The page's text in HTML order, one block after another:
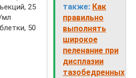
25
мл
50
также: Как
правильно
выполнять
широкое
пеленание при
дисплазии
тазобедренных